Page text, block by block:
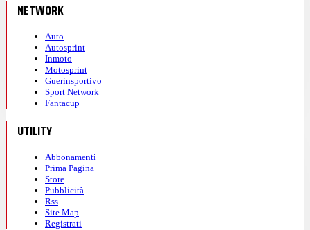
NETWORK
Auto
Autosprint
Inmoto
Motosprint
Guerinsportivo
Sport Network
Fantacup
UTILITY
Abbonamenti
Prima Pagina
Store
Pubblicità
Rss
Site Map
Registrati